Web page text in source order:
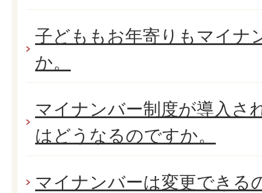
子どももお年寄りもマイナ
か。
マイナンバー制度が導入さ
はどうなるのですか。
マイナンバーは変更できる